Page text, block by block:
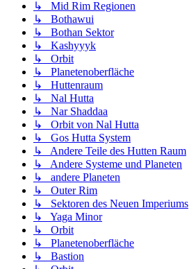
↳ Mid Rim Regionen
↳ Bothawui
↳ Bothan Sektor
↳ Kashyyyk
↳ Orbit
↳ Planetenoberfläche
↳ Huttenraum
↳ Nal Hutta
↳ Nar Shaddaa
↳ Orbit von Nal Hutta
↳ Gos Hutta System
↳ Andere Teile des Hutten Raum
↳ Andere Systeme und Planeten
↳ andere Planeten
↳ Outer Rim
↳ Sektoren des Neuen Imperiums
↳ Yaga Minor
↳ Orbit
↳ Planetenoberfläche
↳ Bastion